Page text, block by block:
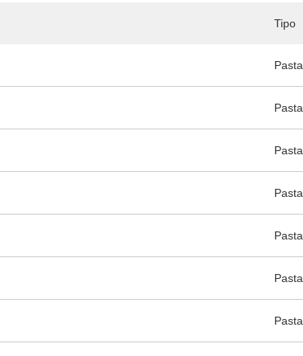
Tipo
Pasta
Pasta
Pasta
Pasta
Pasta
Pasta
Pasta